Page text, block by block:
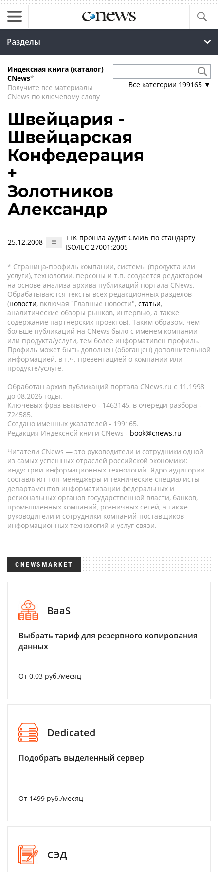
Разделы
Индексная книга (каталог)
CNews*
Получите все материалы
CNews по ключевому слову
Все категории 199165 ▼
Швейцария -
Швейцарская
Конфедерация
+
Золотников
Александр
25.12.2008
ТТК прошла аудит СМИБ по стандарту
ISO/IEC 27001:2005
* Страница-профиль компании, системы (продукта или
услуги), технологии, персоны и т.п. создается редактором
на основе анализа архива публикаций портала CNews.
Обрабатываются тексты всех редакционных разделов
(новости, включая "Главные новости", статьи,
аналитические обзоры рынков, интервью, а также
содержание партнёрских проектов). Таким образом, чем
больше публикаций на CNews было с именем компании
или продукта/услуги, тем более информативен профиль.
Профиль может быть дополнен (обогащен) дополнительной
информацией, в т.ч. презентацией о компании или
продукте/услуге.
Обработан архив публикаций портала CNews.ru c 11.1998
до 08.2026 годы.
Ключевых фраз выявлено - 1463145, в очереди разбора -
724585.
Создано именных указателей - 199165.
Редакция Индексной книги CNews - book@cnews.ru
Читатели CNews — это руководители и сотрудники одной
из самых успешных отраслей российской экономики:
индустрии информационных технологий. Ядро аудитории
составляют топ-менеджеры и технические специалисты
департаментов информатизации федеральных и
региональных органов государственной власти, банков,
промышленных компаний, розничных сетей, а также
руководители и сотрудники компаний-поставщиков
информационных технологий и услуг связи.
CNEWSMARKET
BaaS
Выбрать тариф для резервного копирования
данных
От 0.03 руб./месяц
Dedicated
Подобрать выделенный сервер
От 1499 руб./месяц
СЭД